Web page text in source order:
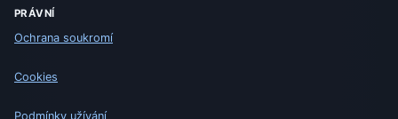
PRÁVNÍ
Ochrana soukromí
Cookies
Podmínky užívání